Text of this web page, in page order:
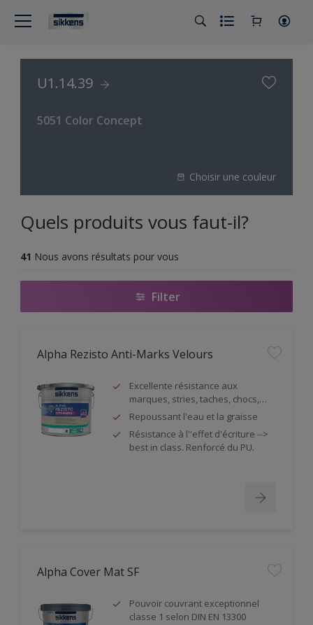
U1.14.39
5051 Color Concept
Choisir une couleur
Quels produits vous faut-il?
41 Nous avons résultats pour vous
Filter
Alpha Rezisto Anti-Marks Velours
Excellente résistance aux
marques, stries, taches, chocs,…
Repoussant l'eau et la graisse
Résistance à l''effet d'écriture -->
best in class. Renforcé du PU.
Alpha Cover Mat SF
Pouvoir couvrant exceptionnel
classe 1 selon DIN EN 13300